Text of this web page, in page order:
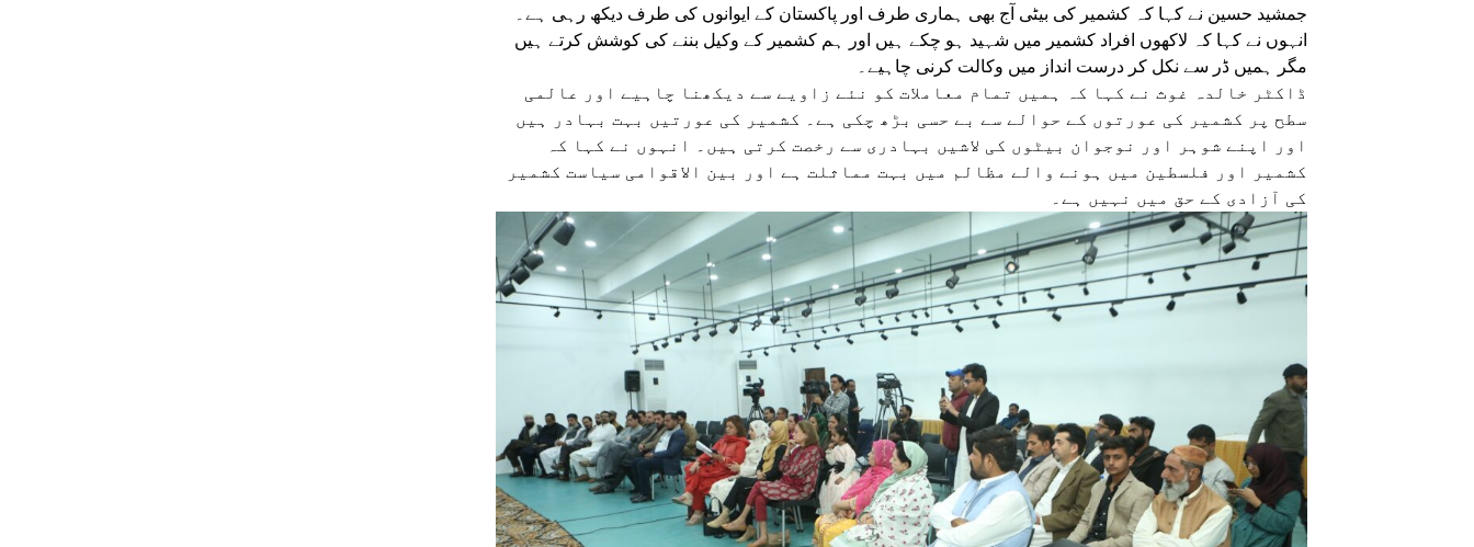
جمشید حسین نے کہا کہ کشمیر کی بیٹی آج بھی ہماری طرف اور پاکستان کے ایوانوں کی طرف دیکھ رہی ہے۔
انہوں نے کہا کہ لاکھوں افراد کشمیر میں شہید ہو چکے ہیں اور ہم کشمیر کے وکیل بننے کی کوشش کرتے ہیں
مگر ہمیں ڈر سے نکل کر درست انداز میں وکالت کرنی چاہیے۔
ڈاکٹر خالدہ غوث نے کہا کہ ہمیں تمام معاملات کو نئے زاویے سے دیکھنا چاہیے اور عالمی
سطح پر کشمیر کی عورتوں کے حوالے سے بے حسی بڑھ چکی ہے۔ کشمیر کی عورتیں بہت بہادر ہیں
اور اپنے شوہر اور نوجوان بیٹوں کی لاشیں بہادری سے رخصت کرتی ہیں۔ انہوں نے کہا کہ
کشمیر اور فلسطین میں ہونے والے مظالم میں بہت مماثلت ہے اور بین الاقوامی سیاست کشمیر
کی آزادی کے حق میں نہیں ہے۔